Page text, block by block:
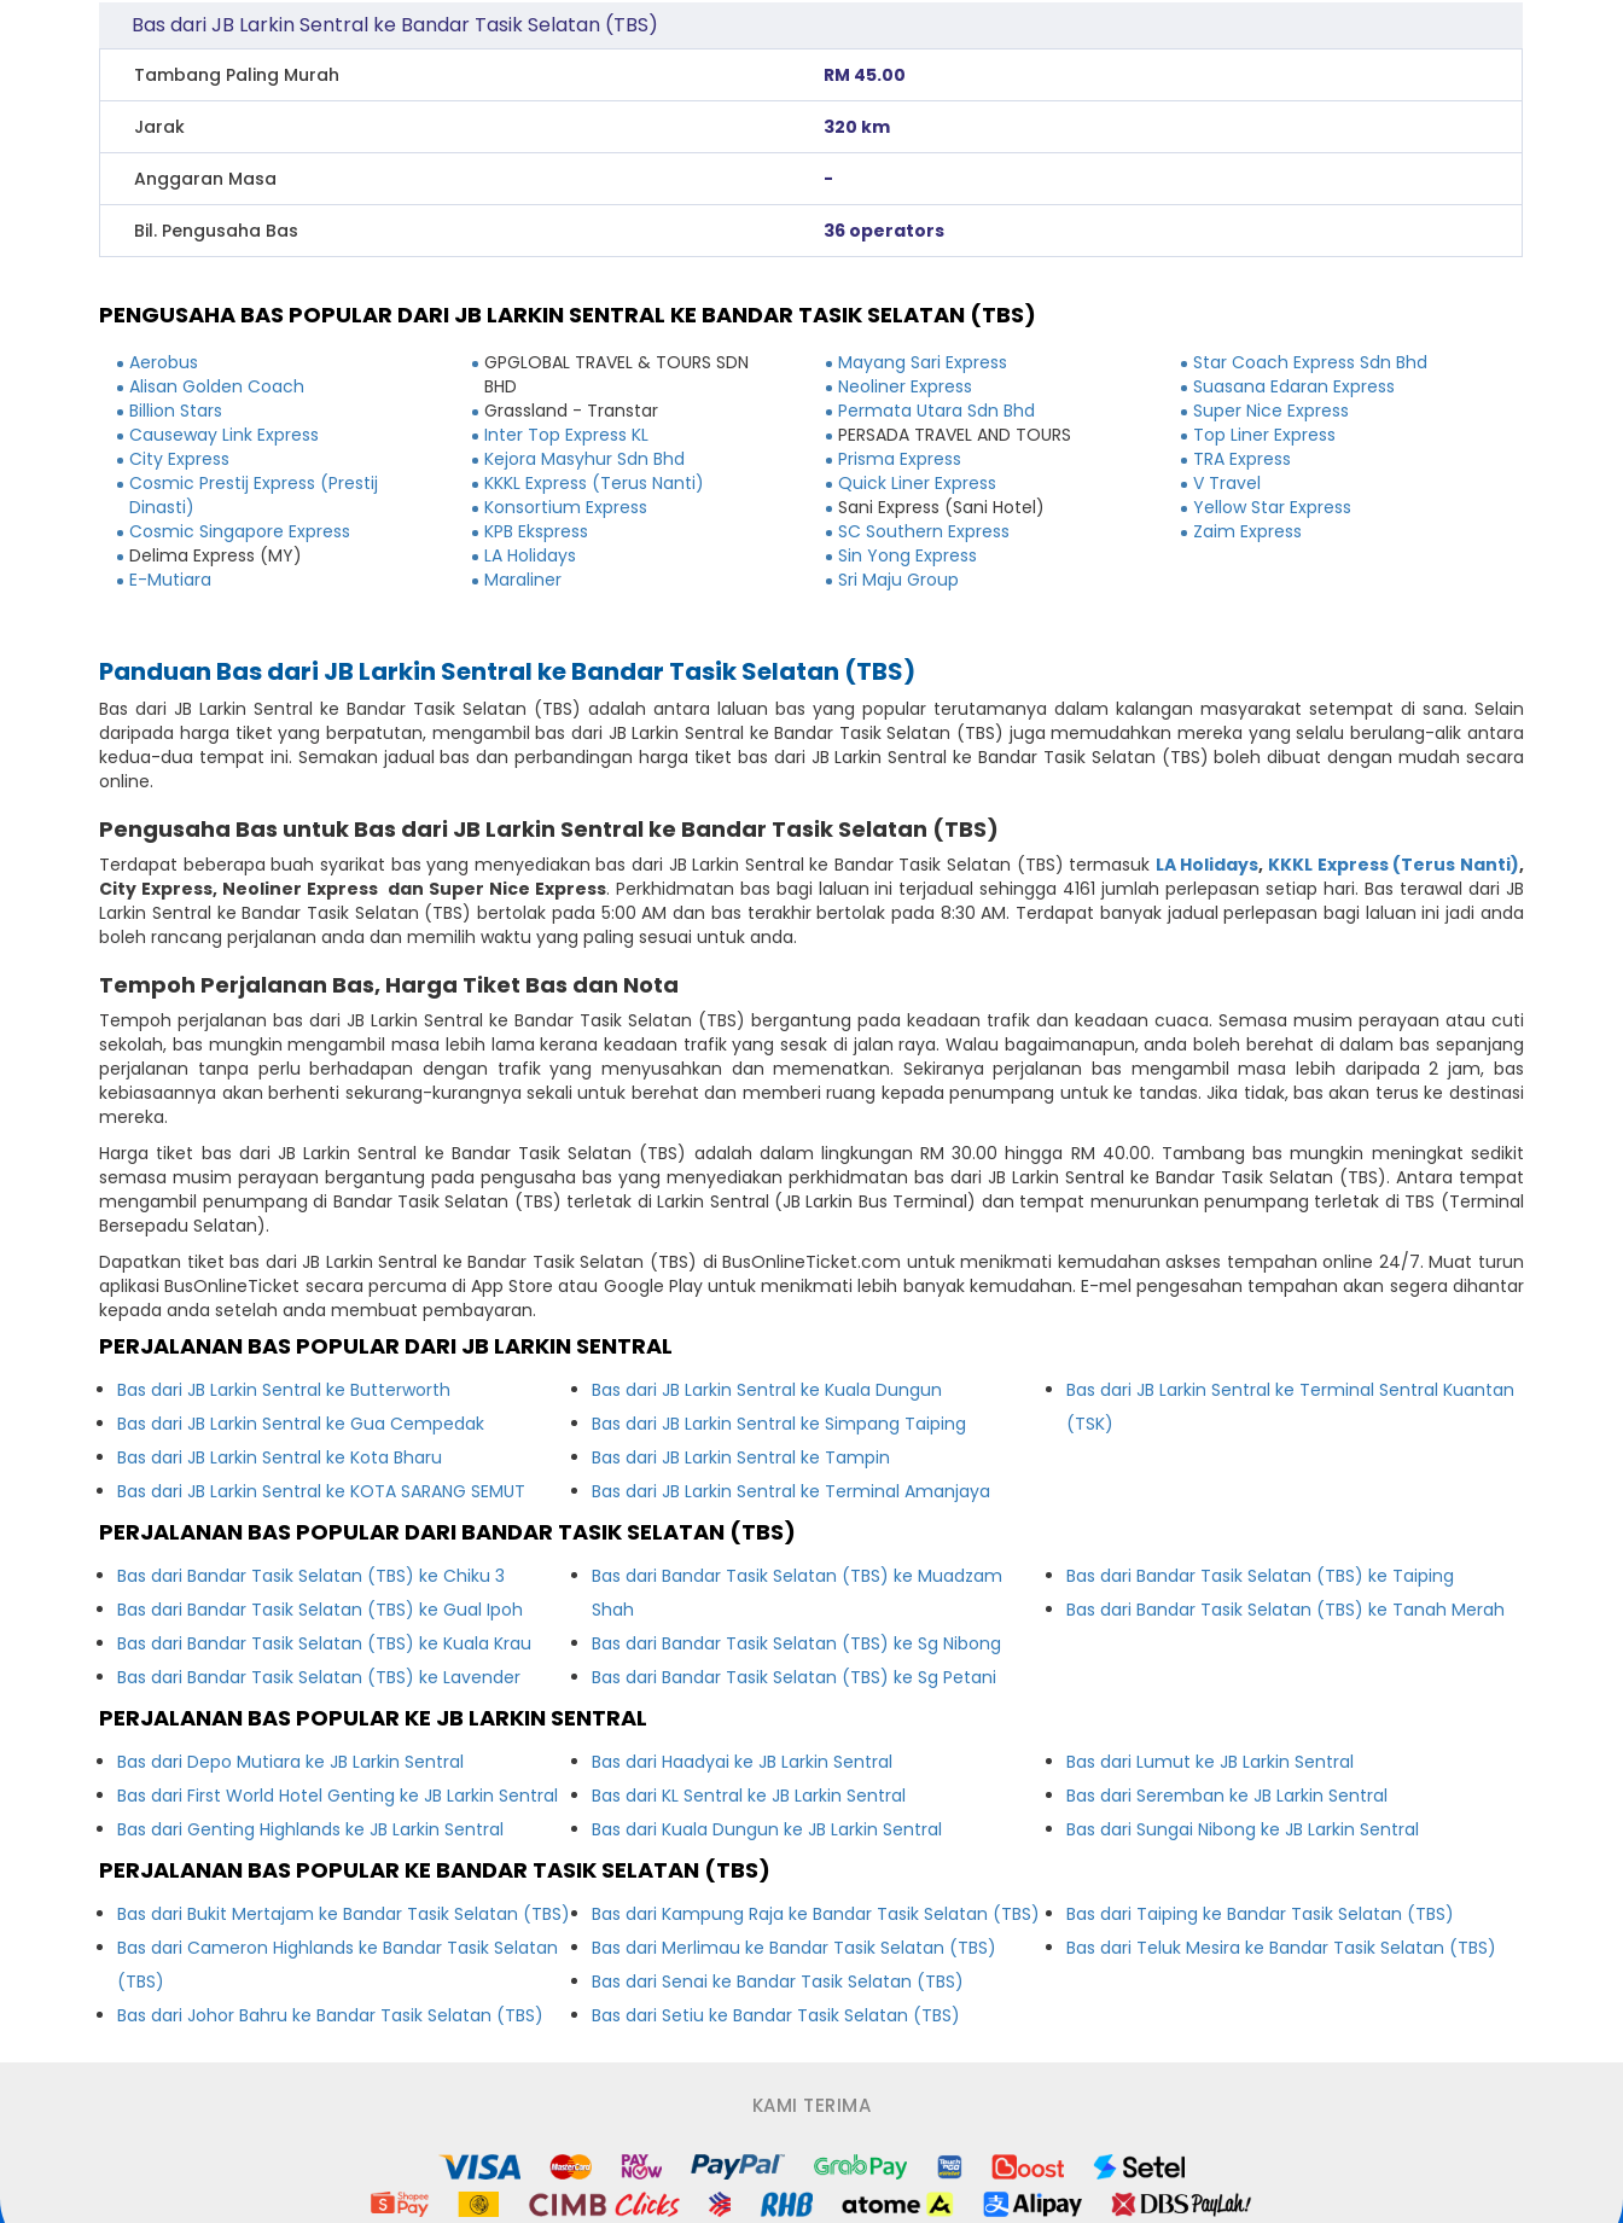
Bas dari JB Larkin Sentral ke Bandar Tasik Selatan (TBS)
Tambang Paling Murah RM 45.00
Jarak 320 km
Anggaran Masa -
Bil. Pengusaha Bas 36 operators
PENGUSAHA BAS POPULAR DARI JB LARKIN SENTRAL KE BANDAR TASIK SELATAN (TBS)
Aerobus
Alisan Golden Coach
Billion Stars
Causeway Link Express
City Express
Cosmic Prestij Express (Prestij
Dinasti)
Cosmic Singapore Express
Delima Express (MY)
E-Mutiara
GPGLOBAL TRAVEL & TOURS SDN
BHD
Grassland - Transtar
Inter Top Express KL
Kejora Masyhur Sdn Bhd
KKKL Express (Terus Nanti)
Konsortium Express
KPB Ekspress
LA Holidays
Maraliner
Mayang Sari Express
Neoliner Express
Permata Utara Sdn Bhd
PERSADA TRAVEL AND TOURS
Prisma Express
Quick Liner Express
Sani Express (Sani Hotel)
SC Southern Express
Sin Yong Express
Sri Maju Group
Star Coach Express Sdn Bhd
Suasana Edaran Express
Super Nice Express
Top Liner Express
TRA Express
V Travel
Yellow Star Express
Zaim Express
Panduan Bas dari JB Larkin Sentral ke Bandar Tasik Selatan (TBS)
Bas dari JB Larkin Sentral ke Bandar Tasik Selatan (TBS) adalah antara laluan bas yang popular terutamanya dalam kalangan masyarakat setempat di sana. Selain
daripada harga tiket yang berpatutan, mengambil bas dari JB Larkin Sentral ke Bandar Tasik Selatan (TBS) juga memudahkan mereka yang selalu berulang-alik antara
kedua-dua tempat ini. Semakan jadual bas dan perbandingan harga tiket bas dari JB Larkin Sentral ke Bandar Tasik Selatan (TBS) boleh dibuat dengan mudah secara
online.
Pengusaha Bas untuk Bas dari JB Larkin Sentral ke Bandar Tasik Selatan (TBS)
Terdapat beberapa buah syarikat bas yang menyediakan bas dari JB Larkin Sentral ke Bandar Tasik Selatan (TBS) termasuk LA Holidays, KKKL Express (Terus Nanti),
City Express, Neoliner Express dan Super Nice Express. Perkhidmatan bas bagi laluan ini terjadual sehingga 4161 jumlah perlepasan setiap hari. Bas terawal dari JB
Larkin Sentral ke Bandar Tasik Selatan (TBS) bertolak pada 5:00 AM dan bas terakhir bertolak pada 8:30 AM. Terdapat banyak jadual perlepasan bagi laluan ini jadi anda
boleh rancang perjalanan anda dan memilih waktu yang paling sesuai untuk anda.
Tempoh Perjalanan Bas, Harga Tiket Bas dan Nota
Tempoh perjalanan bas dari JB Larkin Sentral ke Bandar Tasik Selatan (TBS) bergantung pada keadaan trafik dan keadaan cuaca. Semasa musim perayaan atau cuti
sekolah, bas mungkin mengambil masa lebih lama kerana keadaan trafik yang sesak di jalan raya. Walau bagaimanapun, anda boleh berehat di dalam bas sepanjang
perjalanan tanpa perlu berhadapan dengan trafik yang menyusahkan dan memenatkan. Sekiranya perjalanan bas mengambil masa lebih daripada 2 jam, bas
kebiasaannya akan berhenti sekurang-kurangnya sekali untuk berehat dan memberi ruang kepada penumpang untuk ke tandas. Jika tidak, bas akan terus ke destinasi
mereka.
Harga tiket bas dari JB Larkin Sentral ke Bandar Tasik Selatan (TBS) adalah dalam lingkungan RM 30.00 hingga RM 40.00. Tambang bas mungkin meningkat sedikit
semasa musim perayaan bergantung pada pengusaha bas yang menyediakan perkhidmatan bas dari JB Larkin Sentral ke Bandar Tasik Selatan (TBS). Antara tempat
mengambil penumpang di Bandar Tasik Selatan (TBS) terletak di Larkin Sentral (JB Larkin Bus Terminal) dan tempat menurunkan penumpang terletak di TBS (Terminal
Bersepadu Selatan).
Dapatkan tiket bas dari JB Larkin Sentral ke Bandar Tasik Selatan (TBS) di BusOnlineTicket.com untuk menikmati kemudahan askses tempahan online 24/7. Muat turun
aplikasi BusOnlineTicket secara percuma di App Store atau Google Play untuk menikmati lebih banyak kemudahan. E-mel pengesahan tempahan akan segera dihantar
kepada anda setelah anda membuat pembayaran.
PERJALANAN BAS POPULAR DARI JB LARKIN SENTRAL
Bas dari JB Larkin Sentral ke Butterworth
Bas dari JB Larkin Sentral ke Gua Cempedak
Bas dari JB Larkin Sentral ke Kota Bharu
Bas dari JB Larkin Sentral ke KOTA SARANG SEMUT
Bas dari JB Larkin Sentral ke Kuala Dungun
Bas dari JB Larkin Sentral ke Simpang Taiping
Bas dari JB Larkin Sentral ke Tampin
Bas dari JB Larkin Sentral ke Terminal Amanjaya
Bas dari JB Larkin Sentral ke Terminal Sentral Kuantan
(TSK)
PERJALANAN BAS POPULAR DARI BANDAR TASIK SELATAN (TBS)
Bas dari Bandar Tasik Selatan (TBS) ke Chiku 3
Bas dari Bandar Tasik Selatan (TBS) ke Gual Ipoh
Bas dari Bandar Tasik Selatan (TBS) ke Kuala Krau
Bas dari Bandar Tasik Selatan (TBS) ke Lavender
Bas dari Bandar Tasik Selatan (TBS) ke Muadzam
Shah
Bas dari Bandar Tasik Selatan (TBS) ke Sg Nibong
Bas dari Bandar Tasik Selatan (TBS) ke Sg Petani
Bas dari Bandar Tasik Selatan (TBS) ke Taiping
Bas dari Bandar Tasik Selatan (TBS) ke Tanah Merah
PERJALANAN BAS POPULAR KE JB LARKIN SENTRAL
Bas dari Depo Mutiara ke JB Larkin Sentral
Bas dari First World Hotel Genting ke JB Larkin Sentral
Bas dari Genting Highlands ke JB Larkin Sentral
Bas dari Haadyai ke JB Larkin Sentral
Bas dari KL Sentral ke JB Larkin Sentral
Bas dari Kuala Dungun ke JB Larkin Sentral
Bas dari Lumut ke JB Larkin Sentral
Bas dari Seremban ke JB Larkin Sentral
Bas dari Sungai Nibong ke JB Larkin Sentral
PERJALANAN BAS POPULAR KE BANDAR TASIK SELATAN (TBS)
Bas dari Bukit Mertajam ke Bandar Tasik Selatan (TBS)
Bas dari Cameron Highlands ke Bandar Tasik Selatan
(TBS)
Bas dari Johor Bahru ke Bandar Tasik Selatan (TBS)
Bas dari Kampung Raja ke Bandar Tasik Selatan (TBS)
Bas dari Merlimau ke Bandar Tasik Selatan (TBS)
Bas dari Senai ke Bandar Tasik Selatan (TBS)
Bas dari Setiu ke Bandar Tasik Selatan (TBS)
Bas dari Taiping ke Bandar Tasik Selatan (TBS)
Bas dari Teluk Mesira ke Bandar Tasik Selatan (TBS)
KAMI TERIMA